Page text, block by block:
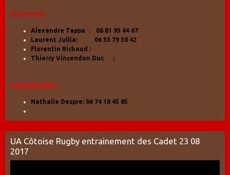
Educateurs
Alexandre Tappa : 06 81 93 44 67
Laurent Jullia: 06 33 79 38 42
Florentin Richaud :
Thierry Vincendon Duc :
Administratifs :
Nathalie Despre: 06 74 18 45 85
UA Côtoise Rugby entrainement des Cadet 23 08
2017